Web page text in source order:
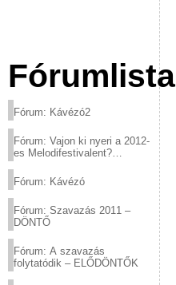
Fórumlista
Fórum: Kávézó2
Fórum: Vajon ki nyeri a 2012-
es Melodifestivalent?
Fórum: Kávézó
Fórum: Szavazás 2011 –
DÖNTŐ
Fórum: A szavazás
folytatódik – ELŐDÖNTŐK